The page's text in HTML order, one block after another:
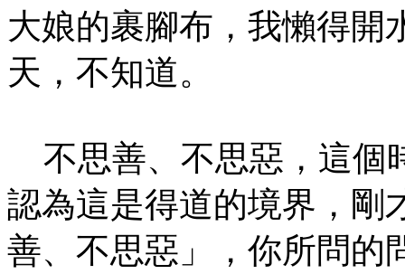
大娘的裹腳布，我懶得開
天，不知道。
不思善、不思惡，這個
認為這是得道的境界，剛
善、不思惡」，你所問的